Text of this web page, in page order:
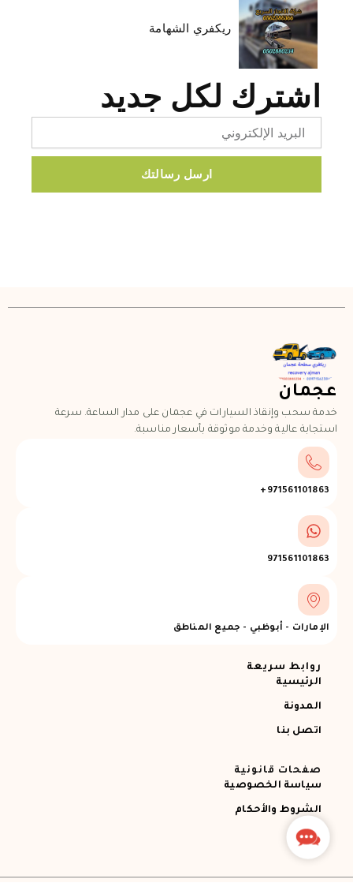
ريكفري الشهامة
اشترك لكل جديد
ارسل رسالتك
عجمان
خدمة سحب وإنقاذ السيارات في عجمان على مدار الساعة. سرعة
استجابة عالية وخدمة موثوقة بأسعار مناسبة.
971561101863+
971561101863
الإمارات - أبوظبي - جميع المناطق
روابط سريعة
الرئيسية
المدونة
اتصل بنا
صفحات قانونية
سياسة الخصوصية
الشروط والأحكام
Contact
Us